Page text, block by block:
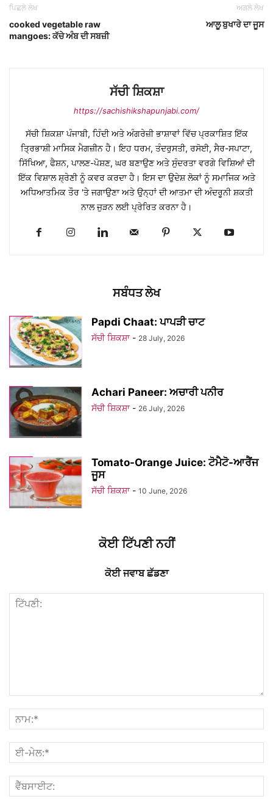
ਪਿਛਲੇ ਲੇਖ
cooked vegetable raw
mangoes: ਕੱਚੇ ਅੰਬ ਦੀ ਸਬਜ਼ੀ
ਅਗਲੇ ਲੇਖ
ਆਲੂ ਬੁਖਾਰੇ ਦਾ ਜੂਸ
ਸੱਚੀ ਸ਼ਿਕਸ਼ਾ
https://sachishikshapunjabi.com/
ਸੱਚੀ ਸ਼ਿਕਸ਼ਾ ਪੰਜਾਬੀ, ਹਿੰਦੀ ਅਤੇ ਅੰਗਰੇਜ਼ੀ ਭਾਸ਼ਾਵਾਂ ਵਿੱਚ ਪ੍ਰਕਾਸ਼ਿਤ ਇੱਕ
ਤ੍ਰਿਭਾਸ਼ੀ ਮਾਸਿਕ ਮੈਗਜ਼ੀਨ ਹੈ। ਇਹ ਧਰਮ, ਤੰਦਰੁਸਤੀ, ਰਸੋਈ, ਸੈਰ-ਸਪਾਟਾ,
ਸਿੱਖਿਆ, ਫੈਸ਼ਨ, ਪਾਲਣ-ਪੋਸ਼ਣ, ਘਰ ਬਣਾਉਣ ਅਤੇ ਸੁੰਦਰਤਾ ਵਰਗੇ ਵਿਸ਼ਿਆਂ ਦੀ
ਇੱਕ ਵਿਸ਼ਾਲ ਸ਼੍ਰੇਣੀ ਨੂੰ ਕਵਰ ਕਰਦਾ ਹੈ। ਇਸ ਦਾ ਉਦੇਸ਼ ਲੋਕਾਂ ਨੂੰ ਸਮਾਜਿਕ ਅਤੇ
ਅਧਿਆਤਮਿਕ ਤੌਰ 'ਤੇ ਜਗਾਉਣਾ ਅਤੇ ਉਨ੍ਹਾਂ ਦੀ ਆਤਮਾ ਦੀ ਅੰਦਰੂਨੀ ਸ਼ਕਤੀ
ਨਾਲ ਜੁੜਨ ਲਈ ਪ੍ਰੇਰਿਤ ਕਰਨਾ ਹੈ।
ਸਬੰਧਤ ਲੇਖ
Papdi Chaat: ਪਾਪੜੀ ਚਾਟ
ਸੱਚੀ ਸ਼ਿਕਸ਼ਾ - 28 July, 2026
Achari Paneer: ਅਚਾਰੀ ਪਨੀਰ
ਸੱਚੀ ਸ਼ਿਕਸ਼ਾ - 26 July, 2026
Tomato-Orange Juice: ਟੋਮੈਟੋ-ਆਰੈਂਜ
ਜੂਸ
ਸੱਚੀ ਸ਼ਿਕਸ਼ਾ - 10 June, 2026
ਕੋਈ ਟਿੱਪਣੀ ਨਹੀਂ
ਕੋਈ ਜਵਾਬ ਛੱਡਣਾ